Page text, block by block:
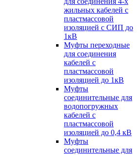
жильных кабелей с
пластмассовой
изоляцией с СИП до
1кВ
Муфты переходные
для соединения
кабелей с
пластмассовой
изоляцией до 1кВ
Муфты
соединительные для
водопогружных
кабелей с
пластмассовой
изоляцией до 0,4 кВ
Муфты
соединительные для